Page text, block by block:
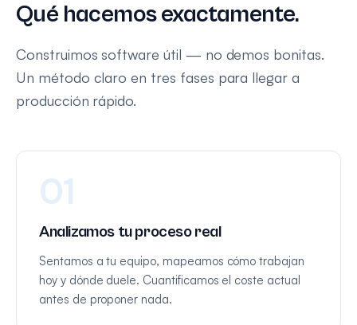
Qué hacemos exactamente.
Construimos software útil — no demos bonitas.
Un método claro en tres fases para llegar a
producción rápido.
01
Analizamos tu proceso real
Sentamos a tu equipo, mapeamos cómo trabajan
hoy y dónde duele. Cuantificamos el coste actual
antes de proponer nada.